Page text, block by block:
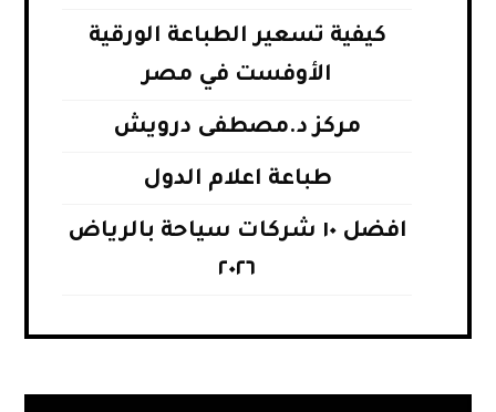
كيفية تسعير الطباعة الورقية
الأوفست في مصر
مركز د.مصطفى درويش
طباعة اعلام الدول
افضل ١٠ شركات سياحة بالرياض
٢٠٢٦